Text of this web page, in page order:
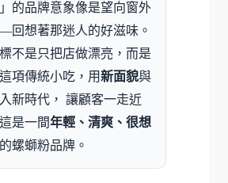
」的品牌意象像是望向窗外
想著那迷人的好滋味。
不是只把店做漂亮，而是
項傳統小吃，用新面貌與
新時代， 讓顧客一走近
是一間年輕、清爽、很想
的螺螄粉品牌。